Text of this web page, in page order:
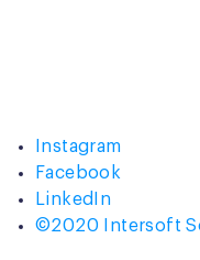
Instagram
Facebook
LinkedIn
©2020 Intersoft